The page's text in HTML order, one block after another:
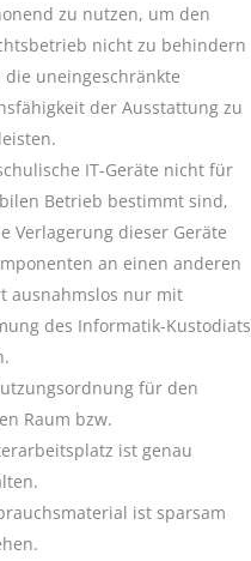
zu nutzen, um den
nicht zu behindern
die uneingeschränkte
der Ausstattung zu
IT-Geräte nicht für
Betrieb bestimmt sind,
Verlagerung dieser Geräte
an einen anderen
ausnahmslos nur mit
des Informatik-Kustodiats
für den
Raum bzw.
ist genau
ist sparsam